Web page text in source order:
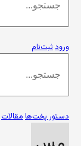
ورودثبت‌نام
دستور پخت‌هامقالات